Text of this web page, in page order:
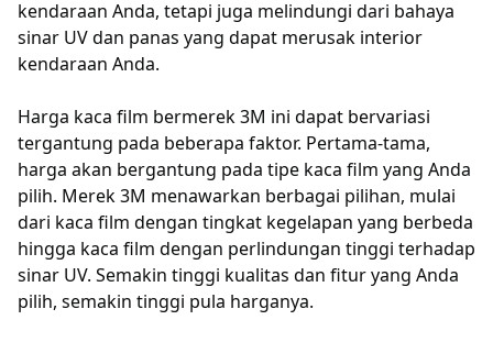
kendaraan Anda, tetapi juga melindungi dari bahaya
sinar UV dan panas yang dapat merusak interior
kendaraan Anda.
Harga kaca film bermerek 3M ini dapat bervariasi
tergantung pada beberapa faktor. Pertama-tama,
harga akan bergantung pada tipe kaca film yang Anda
pilih. Merek 3M menawarkan berbagai pilihan, mulai
dari kaca film dengan tingkat kegelapan yang berbeda
hingga kaca film dengan perlindungan tinggi terhadap
sinar UV. Semakin tinggi kualitas dan fitur yang Anda
pilih, semakin tinggi pula harganya.